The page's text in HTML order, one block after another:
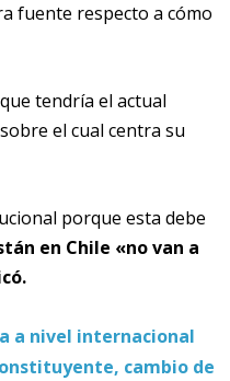
fuente respecto a cómo
tendría el actual
el cual centra su
porque esta debe
en Chile «no van a
a nivel internacional
cambio de